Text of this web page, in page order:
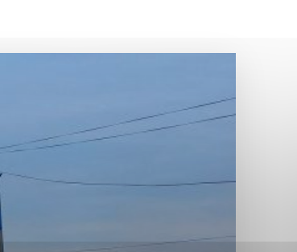
tým,
Analytické cookies
používajú,
a nie je